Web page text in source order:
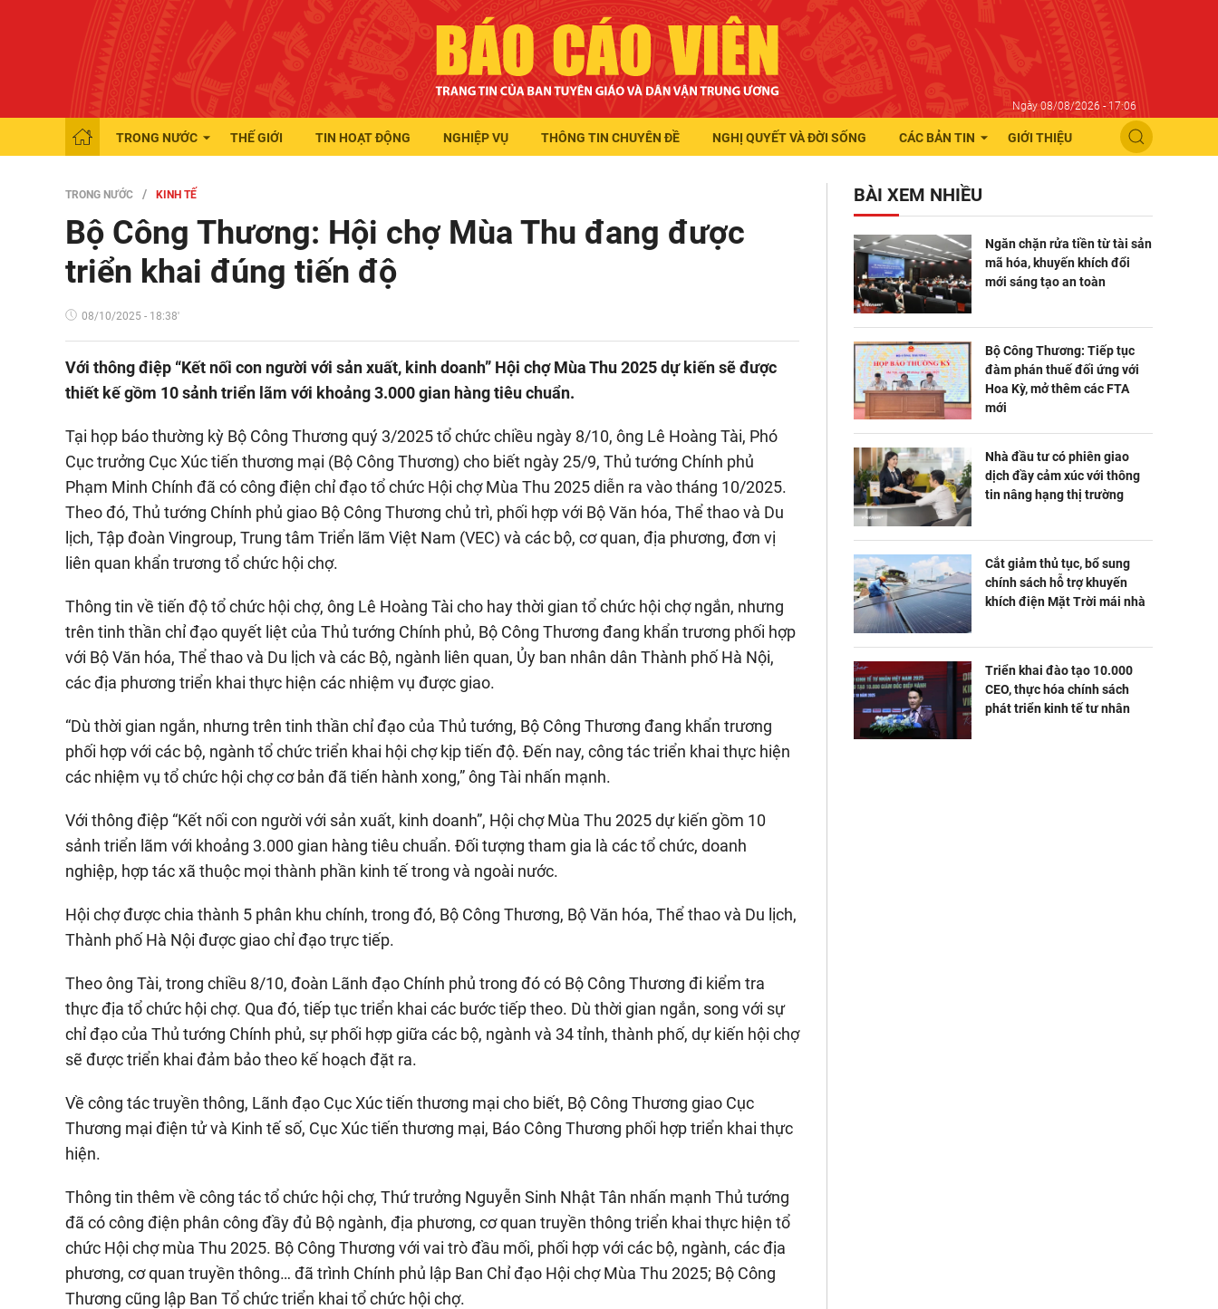
Ngày 08/08/2026 - 17:06
TRONG NƯỚC THẾ GIỚI TIN HOẠT ĐỘNG NGHIỆP VỤ THÔNG TIN CHUYÊN ĐỀ NGHỊ QUYẾT VÀ ĐỜI SỐNG CÁC BẢN TIN GIỚI THIỆU
TRONG NƯỚC KINH TẾ
Bộ Công Thương: Hội chợ Mùa Thu đang được
triển khai đúng tiến độ
08/10/2025 - 18:38'
Với thông điệp “Kết nối con người với sản xuất, kinh doanh” Hội chợ Mùa Thu 2025 dự kiến sẽ được
thiết kế gồm 10 sảnh triển lãm với khoảng 3.000 gian hàng tiêu chuẩn.
Tại họp báo thường kỳ Bộ Công Thương quý 3/2025 tổ chức chiều ngày 8/10, ông Lê Hoàng Tài, Phó
Cục trưởng Cục Xúc tiến thương mại (Bộ Công Thương) cho biết ngày 25/9, Thủ tướng Chính phủ
Phạm Minh Chính đã có công điện chỉ đạo tổ chức Hội chợ Mùa Thu 2025 diễn ra vào tháng 10/2025.
Theo đó, Thủ tướng Chính phủ giao Bộ Công Thương chủ trì, phối hợp với Bộ Văn hóa, Thể thao và Du
lịch, Tập đoàn Vingroup, Trung tâm Triển lãm Việt Nam (VEC) và các bộ, cơ quan, địa phương, đơn vị
liên quan khẩn trương tổ chức hội chợ.
Thông tin về tiến độ tổ chức hội chợ, ông Lê Hoàng Tài cho hay thời gian tổ chức hội chợ ngắn, nhưng
trên tinh thần chỉ đạo quyết liệt của Thủ tướng Chính phủ, Bộ Công Thương đang khẩn trương phối hợp
với Bộ Văn hóa, Thể thao và Du lịch và các Bộ, ngành liên quan, Ủy ban nhân dân Thành phố Hà Nội,
các địa phương triển khai thực hiện các nhiệm vụ được giao.
“Dù thời gian ngắn, nhưng trên tinh thần chỉ đạo của Thủ tướng, Bộ Công Thương đang khẩn trương
phối hợp với các bộ, ngành tổ chức triển khai hội chợ kịp tiến độ. Đến nay, công tác triển khai thực hiện
các nhiệm vụ tổ chức hội chợ cơ bản đã tiến hành xong,” ông Tài nhấn mạnh.
Với thông điệp “Kết nối con người với sản xuất, kinh doanh”, Hội chợ Mùa Thu 2025 dự kiến gồm 10
sảnh triển lãm với khoảng 3.000 gian hàng tiêu chuẩn. Đối tượng tham gia là các tổ chức, doanh
nghiệp, hợp tác xã thuộc mọi thành phần kinh tế trong và ngoài nước.
Hội chợ được chia thành 5 phân khu chính, trong đó, Bộ Công Thương, Bộ Văn hóa, Thể thao và Du lịch,
Thành phố Hà Nội được giao chỉ đạo trực tiếp.
Theo ông Tài, trong chiều 8/10, đoàn Lãnh đạo Chính phủ trong đó có Bộ Công Thương đi kiểm tra
thực địa tổ chức hội chợ. Qua đó, tiếp tục triển khai các bước tiếp theo. Dù thời gian ngắn, song với sự
chỉ đạo của Thủ tướng Chính phủ, sự phối hợp giữa các bộ, ngành và 34 tỉnh, thành phố, dự kiến hội chợ
sẽ được triển khai đảm bảo theo kế hoạch đặt ra.
Về công tác truyền thông, Lãnh đạo Cục Xúc tiến thương mại cho biết, Bộ Công Thương giao Cục
Thương mại điện tử và Kinh tế số, Cục Xúc tiến thương mại, Báo Công Thương phối hợp triển khai thực
hiện.
Thông tin thêm về công tác tổ chức hội chợ, Thứ trưởng Nguyễn Sinh Nhật Tân nhấn mạnh Thủ tướng
đã có công điện phân công đầy đủ Bộ ngành, địa phương, cơ quan truyền thông triển khai thực hiện tổ
chức Hội chợ mùa Thu 2025. Bộ Công Thương với vai trò đầu mối, phối hợp với các bộ, ngành, các địa
phương, cơ quan truyền thông… đã trình Chính phủ lập Ban Chỉ đạo Hội chợ Mùa Thu 2025; Bộ Công
Thương cũng lập Ban Tổ chức triển khai tổ chức hội chợ.
BÀI XEM NHIỀU
Ngăn chặn rửa tiền từ tài sản
mã hóa, khuyến khích đổi
mới sáng tạo an toàn
Bộ Công Thương: Tiếp tục
đàm phán thuế đối ứng với
Hoa Kỳ, mở thêm các FTA
mới
Nhà đầu tư có phiên giao
dịch đầy cảm xúc với thông
tin nâng hạng thị trường
Cắt giảm thủ tục, bổ sung
chính sách hỗ trợ khuyến
khích điện Mặt Trời mái nhà
Triển khai đào tạo 10.000
CEO, thực hóa chính sách
phát triển kinh tế tư nhân